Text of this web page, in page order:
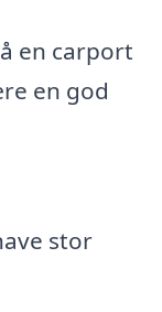
en carport
en god
stor